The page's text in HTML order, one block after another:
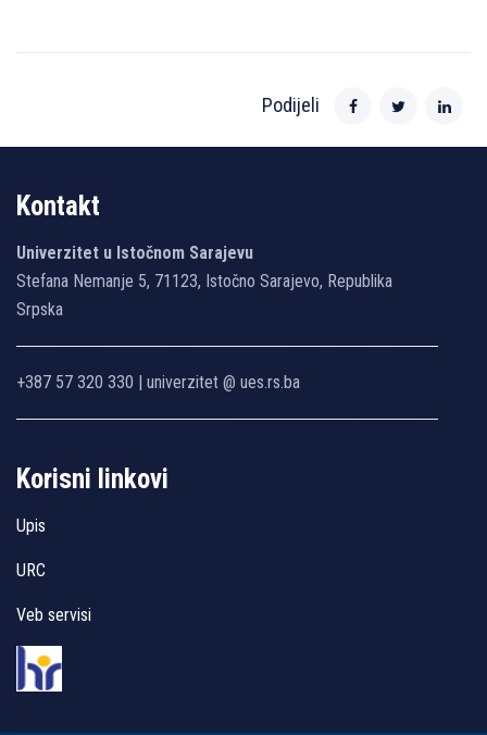
Podijeli
Kontakt
Univerzitet u Istočnom Sarajevu
Stefana Nemanje 5, 71123, Istočno Sarajevo, Republika
Srpska
+387 57 320 330 | univerzitet @ ues.rs.ba
Korisni linkovi
Upis
URC
Veb servisi